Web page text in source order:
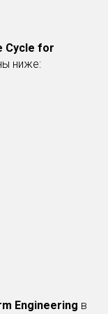
Cycle for
ниже:
Engineering в